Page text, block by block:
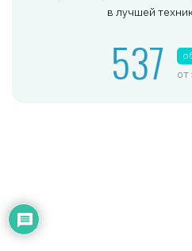
в лучшей
537 от